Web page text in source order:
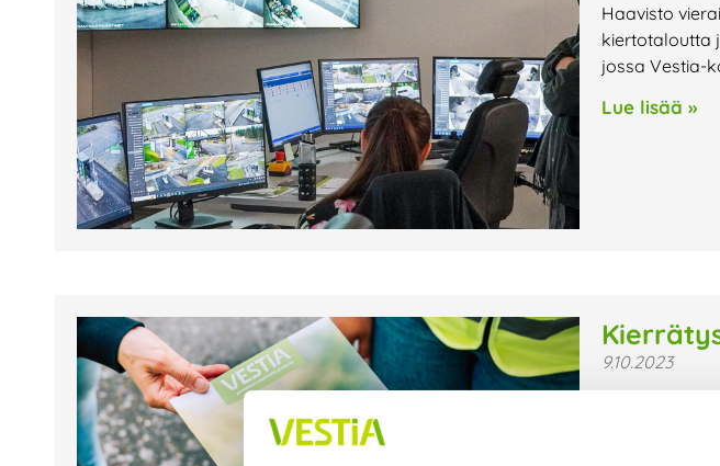
Haavisto
kiertotaloutta
jossa Vestia-
Lue lisää »
9.10.2023
pitämässä
Tervetuloa!